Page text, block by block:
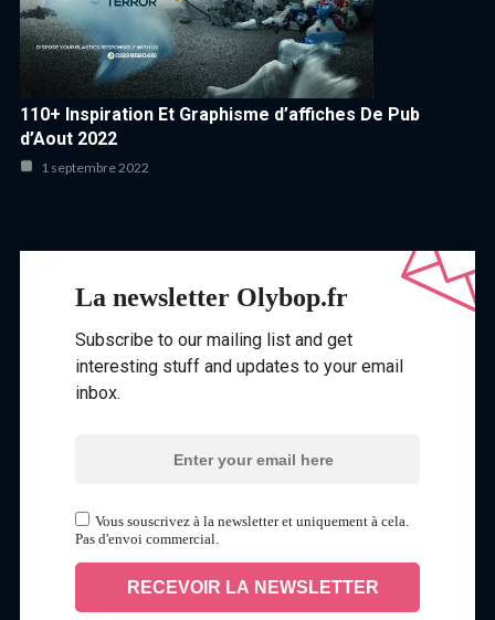
110+ Inspiration Et Graphisme d’affiches De Pub
d’Aout 2022
1 septembre 2022
La newsletter Olybop.fr
Subscribe to our mailing list and get
interesting stuff and updates to your email
inbox.
Vous souscrivez à la newsletter et uniquement à cela.
Pas d'envoi commercial.